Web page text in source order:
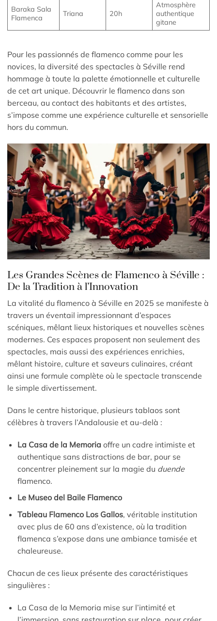
Baraka Sala
Flamenca
Triana 20h
Atmosphère
authentique
gitane
Pour les passionnés de flamenco comme pour les
novices, la diversité des spectacles à Séville rend
hommage à toute la palette émotionnelle et culturelle
de cet art unique. Découvrir le flamenco dans son
berceau, au contact des habitants et des artistes,
s’impose comme une expérience culturelle et sensorielle
hors du commun.
Les Grandes Scènes de Flamenco à Séville :
De la Tradition à l’Innovation
La vitalité du flamenco à Séville en 2025 se manifeste à
travers un éventail impressionnant d’espaces
scéniques, mêlant lieux historiques et nouvelles scènes
modernes. Ces espaces proposent non seulement des
spectacles, mais aussi des expériences enrichies,
mêlant histoire, culture et saveurs culinaires, créant
ainsi une formule complète où le spectacle transcende
le simple divertissement.
Dans le centre historique, plusieurs tablaos sont
célèbres à travers l’Andalousie et au-delà :
La Casa de la Memoria offre un cadre intimiste et
authentique sans distractions de bar, pour se
concentrer pleinement sur la magie du duende
flamenco.
Le Museo del Baile Flamenco
Tableau Flamenco Los Gallos, véritable institution
avec plus de 60 ans d’existence, où la tradition
flamenca s’expose dans une ambiance tamisée et
chaleureuse.
Chacun de ces lieux présente des caractéristiques
singulières :
La Casa de la Memoria mise sur l’intimité et